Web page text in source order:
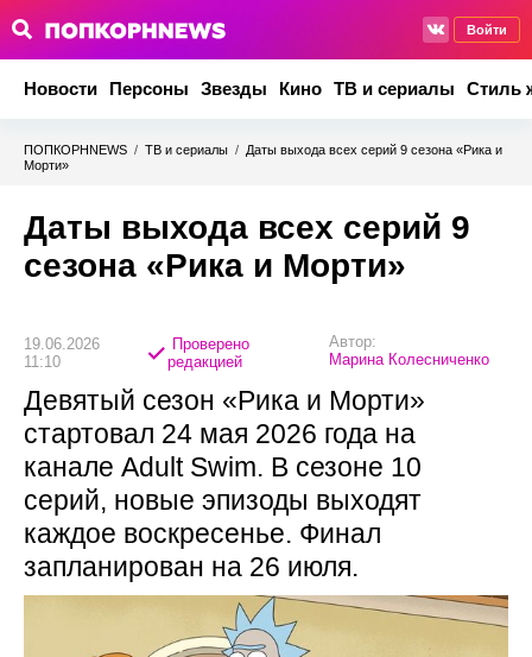
Войти
Новости Персоны Звезды Кино ТВ и сериалы Стиль
ПОПКОРНNEWS / ТВ и сериалы / Даты выхода всех серий 9 сезона «Рика и
Морти»
Даты выхода всех серий 9
сезона «Рика и Морти»
19.06.2026
11:10
Проверено
редакцией
Автор:
Марина Колесниченко
Девятый сезон «Рика и Морти»
стартовал 24 мая 2026 года на
канале Adult Swim. В сезоне 10
серий, новые эпизоды выходят
каждое воскресенье. Финал
запланирован на 26 июля.